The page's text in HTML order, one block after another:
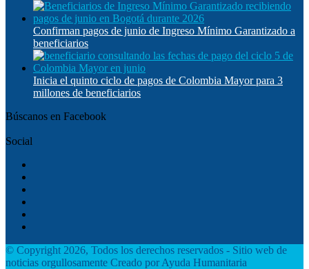
Confirman pagos de junio de Ingreso Mínimo Garantizado a
beneficiarios
Inicia el quinto ciclo de pagos de Colombia Mayor para 3
millones de beneficiarios
Búscanos en Facebook
Social
© Copyright 2026, Todos los derechos reservados - Sitio web de
noticias orgullosamente Creado por Ayuda Humanitaria